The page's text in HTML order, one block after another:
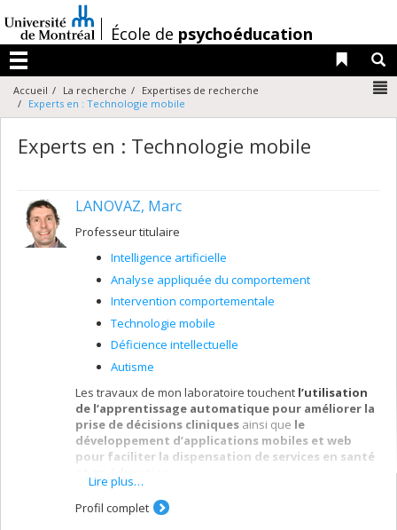
au
contenu
/École de psychoéducation
Menu
Liens
Accueil La recherche
Expertises de recherche
Experts en : Technologie mobile
Experts en : Technologie mobile
LANOVAZ, Marc
Professeur titulaire
Intelligence artificielle
Analyse appliquée du comportement
Intervention comportementale
Technologie mobile
Déficience intellectuelle
Autisme
Les travaux de mon laboratoire touchent l’utilisation
de l’apprentissage automatique pour améliorer la
prise de décisions cliniques ainsi que le
développement d’applications mobiles et web
pour faciliter la dispensation de services en santé
Présentement, mes principaux intérêts de recherche
sont:
Lire plus…
Profil complet